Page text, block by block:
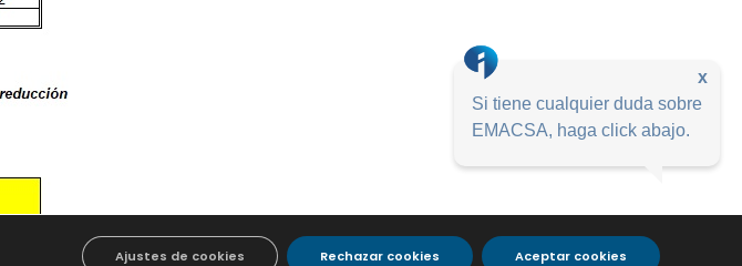
Aceptar cookies
Rechazar cookies
Ajustes de cookies
x
Si tiene cualquier duda sobre
EMACSA, haga click abajo.